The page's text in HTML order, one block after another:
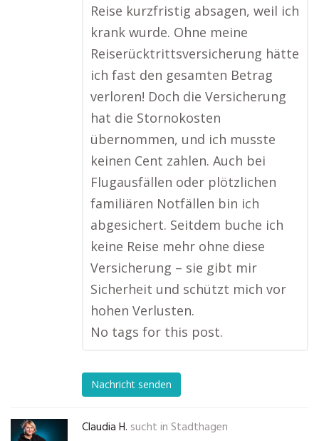
Reise kurzfristig absagen, weil ich
krank wurde. Ohne meine
Reiserücktrittsversicherung hätte
ich fast den gesamten Betrag
verloren! Doch die Versicherung
hat die Stornokosten
übernommen, und ich musste
keinen Cent zahlen. Auch bei
Flugausfällen oder plötzlichen
familiären Notfällen bin ich
abgesichert. Seitdem buche ich
keine Reise mehr ohne diese
Versicherung – sie gibt mir
Sicherheit und schützt mich vor
hohen Verlusten.
No tags for this post.
Nachricht senden
Claudia H. sucht in Stadthagen